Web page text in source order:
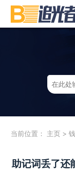
当前位置： 主页 >
助记词丢了还